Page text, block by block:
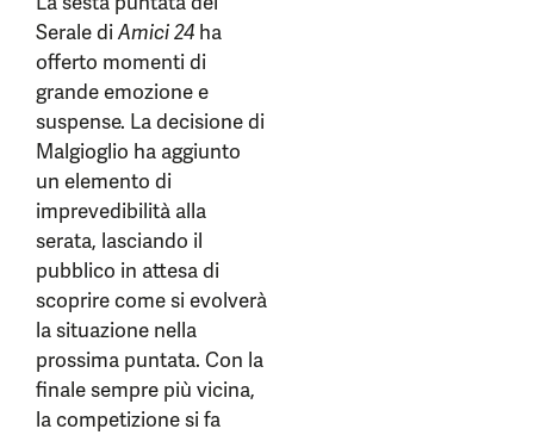
Serale diAmici 24 ha
offerto momenti di
grande emozione e
suspense. La decisione di
Malgioglio ha aggiunto
un elemento di
imprevedibilità alla
serata, lasciando il
pubblico in attesa di
scoprire come si evolverà
la situazione nella
prossima puntata. Con la
finale sempre più vicina,
la competizione si fa